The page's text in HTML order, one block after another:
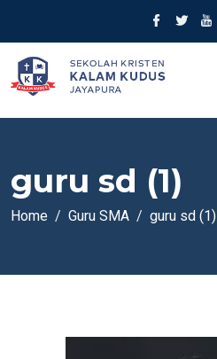
guru sd (1)
Home Guru SMA guru sd (1)